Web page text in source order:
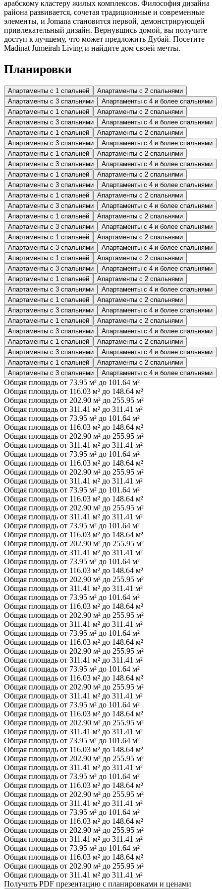
арабскому кластеру жилых комплексов. Философия дизайна
района развивается, сочетая традиционные и современные
элементы, и Jomana становится первой, демонстрирующей
привлекательный дизайн. Вернувшись домой, вы получите
доступ к лучшему, что может предложить Дубай. Посетите
Madinat Jumeirah Living и найдите дом своей мечты.
Планировки
Апартаменты с 1 спальней
Апартаменты с 2 спальнями
Апартаменты с 3 спальнями
Апартаменты с 4 и более спальнями
Апартаменты с 1 спальней
Апартаменты с 2 спальнями
Апартаменты с 3 спальнями
Апартаменты с 4 и более спальнями
Апартаменты с 1 спальней
Апартаменты с 2 спальнями
Апартаменты с 3 спальнями
Апартаменты с 4 и более спальнями
Апартаменты с 1 спальней
Апартаменты с 2 спальнями
Апартаменты с 3 спальнями
Апартаменты с 4 и более спальнями
Апартаменты с 1 спальней
Апартаменты с 2 спальнями
Апартаменты с 3 спальнями
Апартаменты с 4 и более спальнями
Апартаменты с 1 спальней
Апартаменты с 2 спальнями
Апартаменты с 3 спальнями
Апартаменты с 4 и более спальнями
Апартаменты с 1 спальней
Апартаменты с 2 спальнями
Апартаменты с 3 спальнями
Апартаменты с 4 и более спальнями
Апартаменты с 1 спальней
Апартаменты с 2 спальнями
Апартаменты с 3 спальнями
Апартаменты с 4 и более спальнями
Апартаменты с 1 спальней
Апартаменты с 2 спальнями
Апартаменты с 3 спальнями
Апартаменты с 4 и более спальнями
Апартаменты с 1 спальней
Апартаменты с 2 спальнями
Апартаменты с 3 спальнями
Апартаменты с 4 и более спальнями
Апартаменты с 1 спальней
Апартаменты с 2 спальнями
Апартаменты с 3 спальнями
Апартаменты с 4 и более спальнями
Апартаменты с 1 спальней
Апартаменты с 2 спальнями
Апартаменты с 3 спальнями
Апартаменты с 4 и более спальнями
Апартаменты с 1 спальней
Апартаменты с 2 спальнями
Апартаменты с 3 спальнями
Апартаменты с 4 и более спальнями
Апартаменты с 1 спальней
Апартаменты с 2 спальнями
Апартаменты с 3 спальнями
Апартаменты с 4 и более спальнями
Общая площадь от 73.95 м² до 101.64 м²
Общая площадь от 116.03 м² до 148.64 м²
Общая площадь от 202.90 м² до 255.95 м²
Общая площадь от 311.41 м² до 311.41 м²
Общая площадь от 73.95 м² до 101.64 м²
Общая площадь от 116.03 м² до 148.64 м²
Общая площадь от 202.90 м² до 255.95 м²
Общая площадь от 311.41 м² до 311.41 м²
Общая площадь от 73.95 м² до 101.64 м²
Общая площадь от 116.03 м² до 148.64 м²
Общая площадь от 202.90 м² до 255.95 м²
Общая площадь от 311.41 м² до 311.41 м²
Общая площадь от 73.95 м² до 101.64 м²
Общая площадь от 116.03 м² до 148.64 м²
Общая площадь от 202.90 м² до 255.95 м²
Общая площадь от 311.41 м² до 311.41 м²
Общая площадь от 73.95 м² до 101.64 м²
Общая площадь от 116.03 м² до 148.64 м²
Общая площадь от 202.90 м² до 255.95 м²
Общая площадь от 311.41 м² до 311.41 м²
Общая площадь от 73.95 м² до 101.64 м²
Общая площадь от 116.03 м² до 148.64 м²
Общая площадь от 202.90 м² до 255.95 м²
Общая площадь от 311.41 м² до 311.41 м²
Общая площадь от 73.95 м² до 101.64 м²
Общая площадь от 116.03 м² до 148.64 м²
Общая площадь от 202.90 м² до 255.95 м²
Общая площадь от 311.41 м² до 311.41 м²
Общая площадь от 73.95 м² до 101.64 м²
Общая площадь от 116.03 м² до 148.64 м²
Общая площадь от 202.90 м² до 255.95 м²
Общая площадь от 311.41 м² до 311.41 м²
Общая площадь от 73.95 м² до 101.64 м²
Общая площадь от 116.03 м² до 148.64 м²
Общая площадь от 202.90 м² до 255.95 м²
Общая площадь от 311.41 м² до 311.41 м²
Общая площадь от 73.95 м² до 101.64 м²
Общая площадь от 116.03 м² до 148.64 м²
Общая площадь от 202.90 м² до 255.95 м²
Общая площадь от 311.41 м² до 311.41 м²
Общая площадь от 73.95 м² до 101.64 м²
Общая площадь от 116.03 м² до 148.64 м²
Общая площадь от 202.90 м² до 255.95 м²
Общая площадь от 311.41 м² до 311.41 м²
Общая площадь от 73.95 м² до 101.64 м²
Общая площадь от 116.03 м² до 148.64 м²
Общая площадь от 202.90 м² до 255.95 м²
Общая площадь от 311.41 м² до 311.41 м²
Общая площадь от 73.95 м² до 101.64 м²
Общая площадь от 116.03 м² до 148.64 м²
Общая площадь от 202.90 м² до 255.95 м²
Общая площадь от 311.41 м² до 311.41 м²
Общая площадь от 73.95 м² до 101.64 м²
Общая площадь от 116.03 м² до 148.64 м²
Общая площадь от 202.90 м² до 255.95 м²
Общая площадь от 311.41 м² до 311.41 м²
Получить PDF презентацию с планировками и ценами